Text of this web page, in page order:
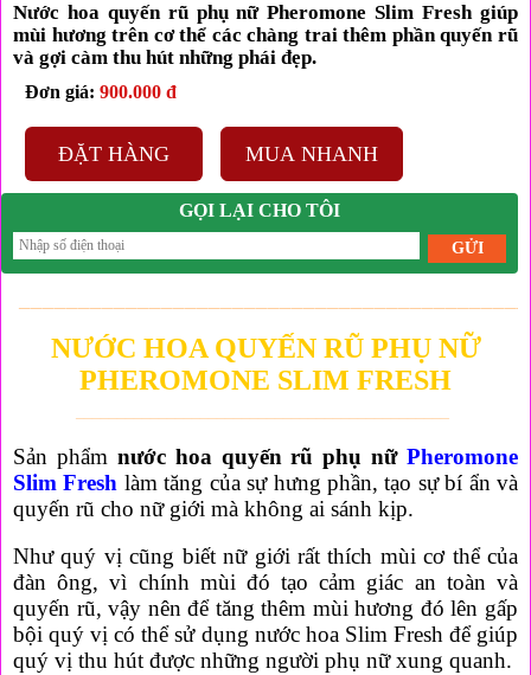
Nước hoa quyến rũ phụ nữ Pheromone Slim Freshgiúp
mùi hương trên cơ thể các chàng trai thêm phần quyến rũ
và gợi càm thu hút những phái đẹp.
Đơn giá: 900.000 đ
ĐẶT HÀNG MUA NHANH
GỌI LẠI CHO TÔI
NƯỚC HOA QUYẾN RŨ PHỤ NỮ
PHEROMONE SLIM FRESH
Sản phẩm nước hoa quyến rũ phụ nữ Pheromone
Slim Fresh làm tăng của sự hưng phần, tạo sự bí ẩn và
quyến rũ cho nữ giới mà không ai sánh kịp.
Như quý vị cũng biết nữ giới rất thích mùi cơ thể của
đàn ông, vì chính mùi đó tạo cảm giác an toàn và
quyến rũ, vậy nên để tăng thêm mùi hương đó lên gấp
bội quý vị có thể sử dụng nước hoa Slim Fresh để giúp
quý vị thu hút được những người phụ nữ xung quanh.